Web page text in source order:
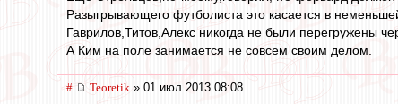
Разыгрывающего футболиста это касается в
Гаврилов,Титов,Алекс никогда не были перегружены
А Ким на поле занимается не совсем своим делом.
# Teoretik » 01 июл 2013 08:08